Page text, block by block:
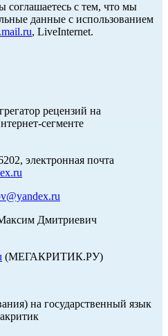
соглашаетесь с тем, что мы
данные с использованием
, LiveInternet.
рецензий на
сегменте
электронная почта
Дмитриевич
(МЕГАКРИТИК.РУ)
на государственный язык